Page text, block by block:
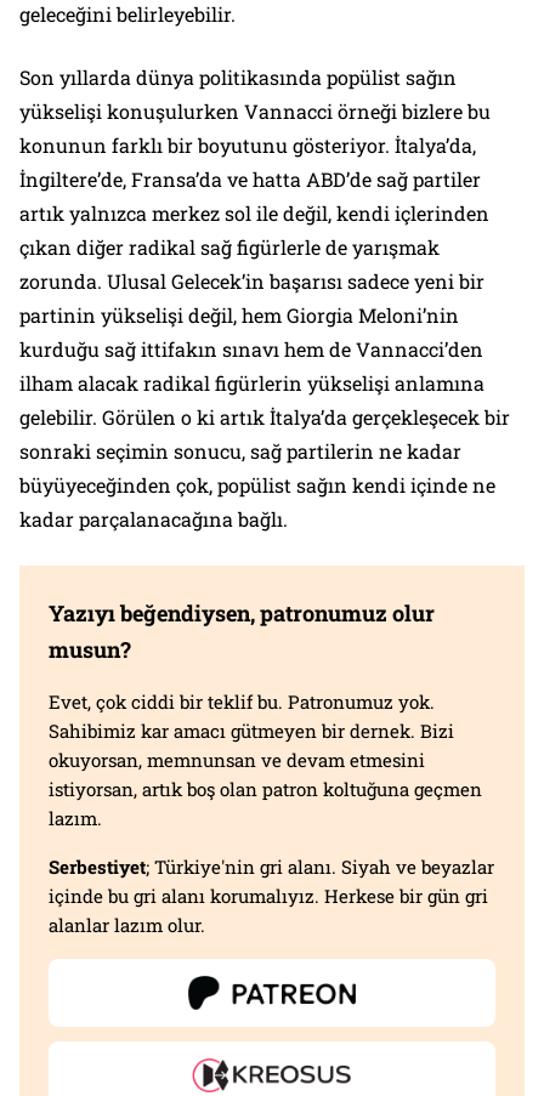
geleceğini belirleyebilir.
Son yıllarda dünya politikasında popülist sağın
yükselişi konuşulurken Vannacci örneği bizlere bu
konunun farklı bir boyutunu gösteriyor. İtalya’da,
İngiltere’de, Fransa’da ve hatta ABD’de sağ partiler
artık yalnızca merkez sol ile değil, kendi içlerinden
çıkan diğer radikal sağ figürlerle de yarışmak
zorunda. Ulusal Gelecek’in başarısı sadece yeni bir
partinin yükselişi değil, hem Giorgia Meloni’nin
kurduğu sağ ittifakın sınavı hem de Vannacci’den
ilham alacak radikal figürlerin yükselişi anlamına
gelebilir. Görülen o ki artık İtalya’da gerçekleşecek bir
sonraki seçimin sonucu, sağ partilerin ne kadar
büyüyeceğinden çok, popülist sağın kendi içinde ne
kadar parçalanacağına bağlı.
Yazıyı beğendiysen, patronumuz olur
musun?
Evet, çok ciddi bir teklif bu. Patronumuz yok.
Sahibimiz kar amacı gütmeyen bir dernek. Bizi
okuyorsan, memnunsan ve devam etmesini
istiyorsan, artık boş olan patron koltuğuna geçmen
lazım.
Serbestiyet; Türkiye'nin gri alanı. Siyah ve beyazlar
içinde bu gri alanı korumalıyız. Herkese bir gün gri
alanlar lazım olur.